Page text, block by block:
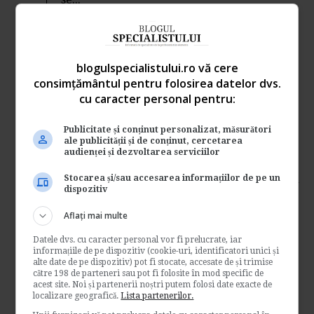
Citeste mai departe
Termenul pentru plata
impozitului pe veniturile
deFiscalitatea.ro
veniturile din activitati agricole, precum si a
CASS-ului...
Contabilitate si fiscalitate
→Citeste mai departe
Contract de consultanta. Ce
contributii se platesc?
blogulspecialistului.ro vă cere
consimțământul pentru folosirea datelor dvs.
cu caracter personal pentru:
Publicitate și conținut personalizat, măsurători
ale publicității și de conținut, cercetarea
audienței și dezvoltarea serviciilor
Stocarea și/sau accesarea informațiilor de pe un
dispozitiv
Aflați mai multe
Datele dvs. cu caracter personal vor fi prelucrate, iar
informațiile de pe dispozitiv (cookie-uri, identificatori unici și
alte date de pe dispozitiv) pot fi stocate, accesate de și trimise
către 198 de parteneri sau pot fi folosite în mod specific de
acest site. Noi și partenerii noștri putem folosi date exacte de
localizare geografică.Lista partenerilor.